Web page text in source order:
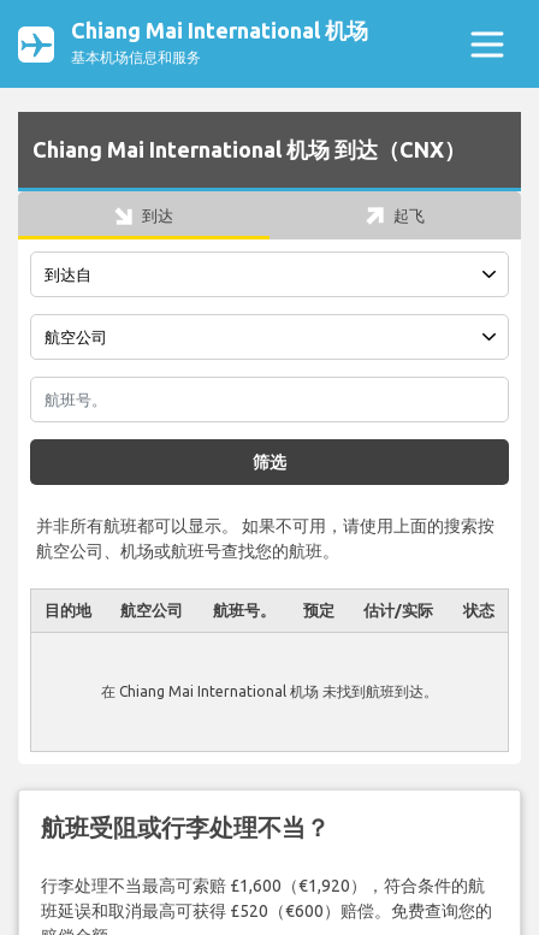
Chiang Mai International 机场
基本机场信息和服务
Chiang Mai International 机场 到达（CNX）
到达 起飞
筛选
并非所有航班都可以显示。 如果不可用，请使用上面的搜索按
航空公司、机场或航班号查找您的航班。
目的地 航空公司 航班号。 预定 估计/实际 状态
在 Chiang Mai International 机场 未找到航班到达。
航班受阻或行李处理不当？
行李处理不当最高可索赔 £1,600（€1,920），符合条件的航
班延误和取消最高可获得 £520（€600）赔偿。免费查询您的